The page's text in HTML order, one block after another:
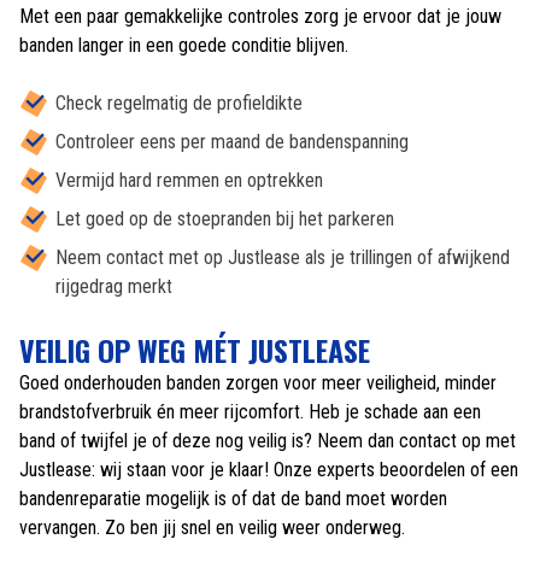
Met een paar gemakkelijke controles zorg je ervoor dat je jouw
banden langer in een goede conditie blijven.
Check regelmatig de profieldikte
Controleer eens per maand de bandenspanning
Vermijd hard remmen en optrekken
Let goed op de stoepranden bij het parkeren
Neem contact met op Justlease als je trillingen of afwijkend
rijgedrag merkt
VEILIG OP WEG MÉT JUSTLEASE
Goed onderhouden banden zorgen voor meer veiligheid, minder
brandstofverbruik én meer rijcomfort. Heb je schade aan een
band of twijfel je of deze nog veilig is? Neem dan contact op met
Justlease: wij staan voor je klaar! Onze experts beoordelen of een
bandenreparatie mogelijk is of dat de band moet worden
vervangen. Zo ben jij snel en veilig weer onderweg.